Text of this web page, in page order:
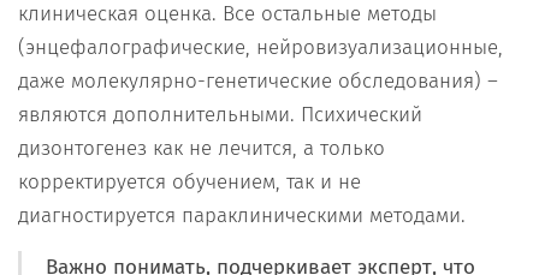
клиническая оценка. Все остальные методы
(энцефалографические, нейровизуализационные,
даже молекулярно-генетические обследования) –
являются дополнительными. Психический
дизонтогенез как не лечится, а только
корректируется обучением, так и не
диагностируется параклиническими методами.
Важно понимать, подчеркивает эксперт, что